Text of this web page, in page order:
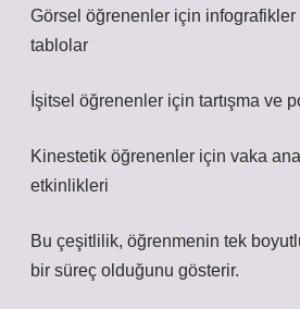
Görsel öğrenenler için infografikler
tablolar
İşitsel öğrenenler için tartışma ve
Kinestetik öğrenenler için vaka
etkinlikleri
Bu çeşitlilik, öğrenmenin tek
bir süreç olduğunu gösterir.